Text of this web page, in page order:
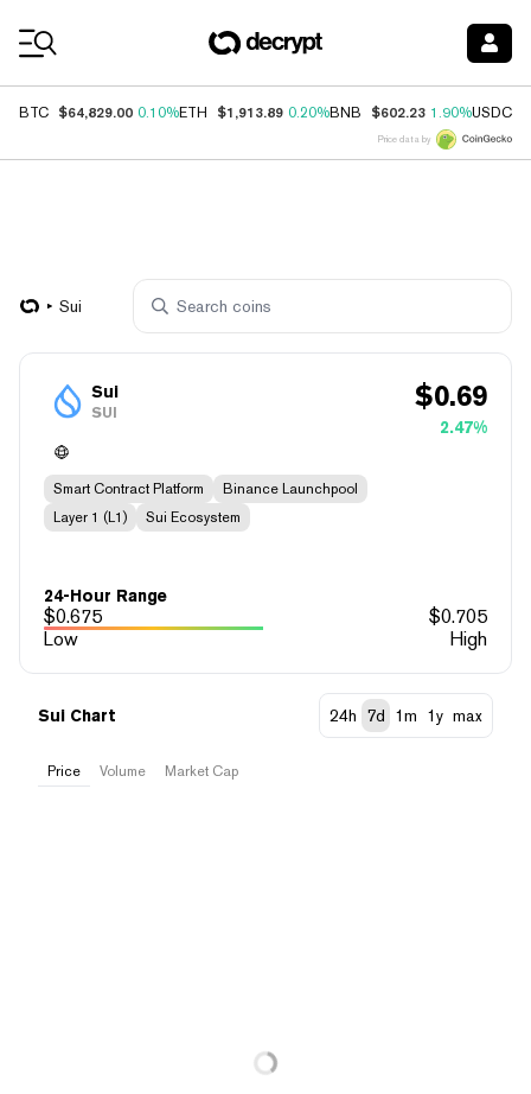
BTC $64,829.00 0.10%ETH $1,913.89 0.20%BNB $602.23 1.90%USDC
Price data by
Sui
Sui
SUI $0.69
2.47%
Smart Contract Platform
Binance Launchpool
Layer 1 (L1)
Sui Ecosystem
24-Hour Range
$0.675 $0.705
Low
High
Sui Chart 24h 7d 1m 1y max
Price Volume Market Cap